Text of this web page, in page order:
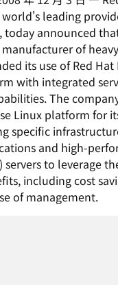
world's leading
today announced
of
its use of Red
with integrated
The
Linux platform for
specific
and high-
servers to leverage
including cost
of management.